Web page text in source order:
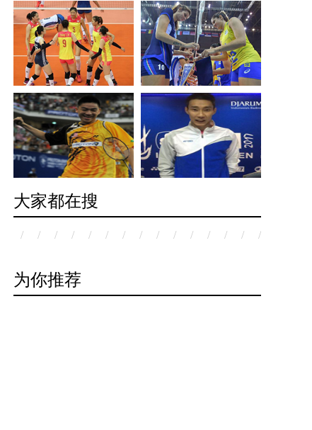
大家都在搜
/ / / / / / / / / / / / / / /
为你推荐